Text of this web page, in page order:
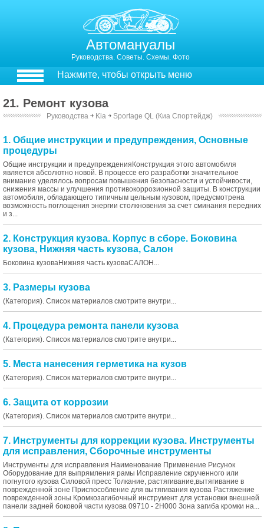
Автомануалы
Руководства. Советы. Схемы. Фото
Нажмите, чтобы открыть меню
21. Ремонт кузова
Руководства ￫ Kia ￫ Sportage QL (Киа Спортейдж)
1. Общие инструкции и предупреждения, Основные
процедуры
Общие инструкции и предупрежденияКонструкция этого автомобиля
является абсолютно новой. В процессе его разработки значительное
внимание уделялось вопросам повышения безопасности и устойчивости,
снижения массы и улучшения противокоррозионной защиты. В конструкции
автомобиля, обладающего типичным цельным кузовом, предусмотрена
возможность поглощения энергии столкновения за счет сминания передних
и з...
2. Конструкция кузова. Корпус в сборе. Боковина
кузова, Нижняя часть кузова, Салон
Боковина кузоваНижняя часть кузоваСАЛОН...
3. Размеры кузова
(Категория). Список материалов смотрите внутри...
4. Процедура ремонта панели кузова
(Категория). Список материалов смотрите внутри...
5. Места нанесения герметика на кузов
(Категория). Список материалов смотрите внутри...
6. Защита от коррозии
(Категория). Список материалов смотрите внутри...
7. Инструменты для коррекции кузова. Инструменты
для исправления, Сборочные инструменты
Инструменты для исправления Наименование Применение Рисунок
Оборудование для выпрямления рамы Исправление скрученного или
погнутого кузова Силовой пресс Толкание, растягивание,вытягивание в
поврежденной зоне Приспособление для вытягивания кузова Растяжение
поврежденной зоны Кромкозагибочный инструмент для установки внешней
панели задней боковой части кузова 09710 - 2H000 Зона загиба кромки на...